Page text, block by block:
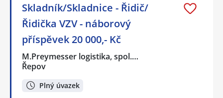
Skladník/Skladnice - Řidič/
Řidička VZV - náborový
příspěvek 20 000,- Kč
M.Preymesser logistika, spol.…
Řepov
Plný úvazek